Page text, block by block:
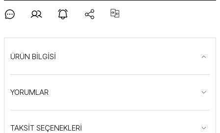
ÜRÜN BİLGİSİ
YORUMLAR
TAKSİT SEÇENEKLERİ